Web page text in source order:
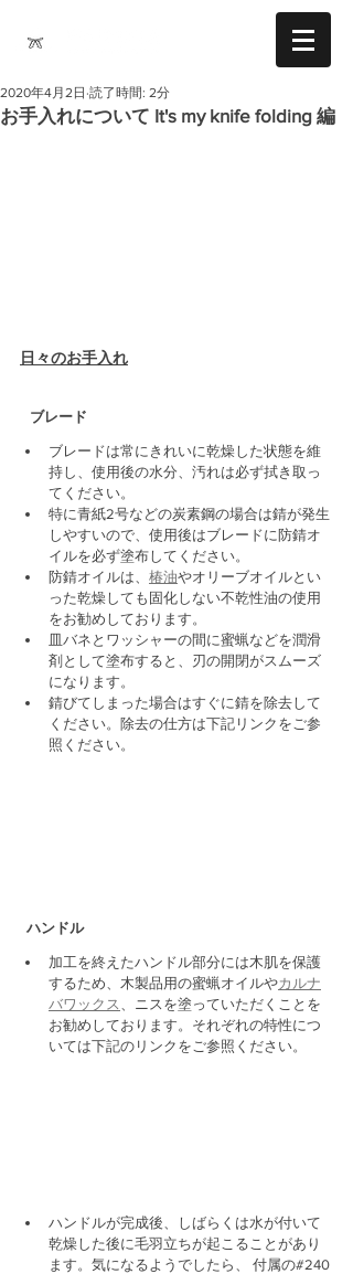
お手入れについて It's my knife folding 編
2020年4月2日 読了時間: 2分
日々のお手入れ
   ブレード
ブレードは常にきれいに乾燥した状態を維
持し、使用後の水分、汚れは必ず拭き取っ
てください。
特に青紙2号などの炭素鋼の場合は錆が発生
しやすいので、使用後はブレードに防錆オ
イルを必ず塗布してください。
防錆オイルは、 椿油やオリーブオイルとい
った乾燥しても固化しない不乾性油の使用
をお勧めしております。
皿バネとワッシャーの間に蜜蝋などを潤滑
剤として塗布すると、刃の開閉がスムーズ
になります。
錆びてしまった場合はすぐに錆を除去して
ください。除去の仕方は下記リンクをご参
照ください。
  ハンドル
加工を終えたハンドル部分には木肌を保護
するため、木製品用の蜜蝋オイルやカルナ
バワックス
、ニスを塗っていただくことを
お勧めしております。それぞれの特性につ
いては下記のリンクをご参照ください。
ハンドルが完成後、しばらくは水が付いて
乾燥した後に毛羽立ちが起こることがあり
ます。気になるようでしたら、 付属の#240